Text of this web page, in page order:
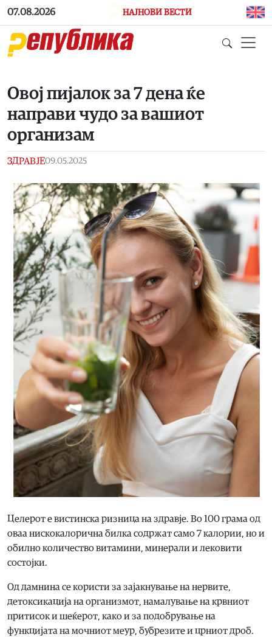
Skip to main content
07.08.2026 НАЈНОВИ ВЕСТИ
Овој пијалок за 7 дена ќе
направи чудо за вашиот
организам
ЗДРАВЈЕ09.05.2025
Целерот е вистинска ризница на здравје. Во 100 грама од
оваа нискокалорична билка содржат само 7 калории, но и
обилно количество витамини, минерали и лековити
состојки.
Од дамнина се користи за зајакнување на нервите,
детоксикација на организмот, намалување на крвниот
притисок и шеќерот, како и за подобрување на
функцијата на мочниот меур, бубрезите и црниот дроб.